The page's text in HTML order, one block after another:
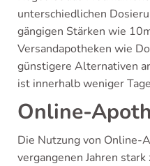
unterschiedlichen
gängigen Stärken wie
Versandapotheken wie
günstigere Alternativen
ist innerhalb weniger
Online-
Die Nutzung von Online-
vergangenen Jahren